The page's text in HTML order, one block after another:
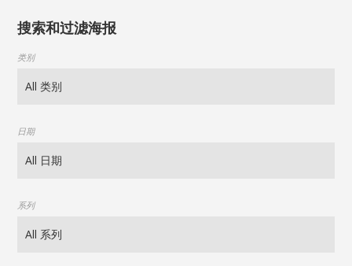
搜索和过滤海报
类别
日期
系列